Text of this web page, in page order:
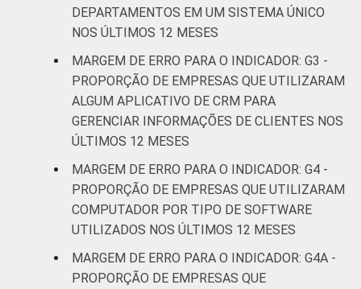
imobiliárias;
Atividades
científicas e
técnicas;
Atividades
administrativas
e serviços
complentares
7,1 7,1
Informação e
Comunicação
3,5 3,4
Artes, cultura,
esporte e
DEPARTAMENTOS EM UM SISTEMA ÚNICO
NOS ÚLTIMOS 12 MESES
MARGEM DE ERRO PARA O INDICADOR: G3 -
PROPORÇÃO DE EMPRESAS QUE UTILIZARAM
ALGUM APLICATIVO DE CRM PARA
GERENCIAR INFORMAÇÕES DE CLIENTES NOS
ÚLTIMOS 12 MESES
MARGEM DE ERRO PARA O INDICADOR: G4 -
PROPORÇÃO DE EMPRESAS QUE UTILIZARAM
COMPUTADOR POR TIPO DE SOFTWARE
UTILIZADOS NOS ÚLTIMOS 12 MESES
MARGEM DE ERRO PARA O INDICADOR: G4A -
PROPORÇÃO DE EMPRESAS QUE